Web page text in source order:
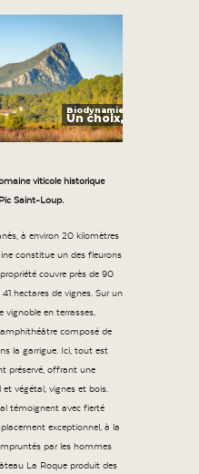
Un choix, un
viticole historique
Saint-Loup.
à environ 20 kilomètres
constitue un des fleurons
couvre près de 90
hectares de vignes. Sur un
vignoble en terrasses,
composé de
la garrigue. Ici, tout est
préservé, offrant une
végétal, vignes et bois.
témoignent avec fierté
exceptionnel, à la
par les hommes
La Roque produit des